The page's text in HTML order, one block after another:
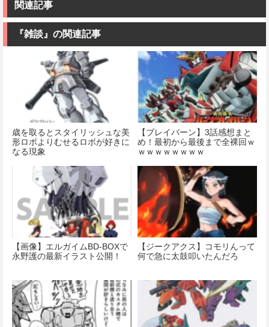
プラモデル
ラモデル
関連記事
『雑談』の関連記事
歳を取るとスタイリッシュな美
形ロボよりむせるロボが好きに
なる現象
【ブレイバーン】3話感想まと
め！最初から最後まで全裸回ｗ
ｗｗｗｗｗｗｗｗ
【画像】エルガイムBD-BOXで
永野護の最新イラスト公開！
【ジークアクス】コモリんって
何で急に太鼓叩いたんだろ